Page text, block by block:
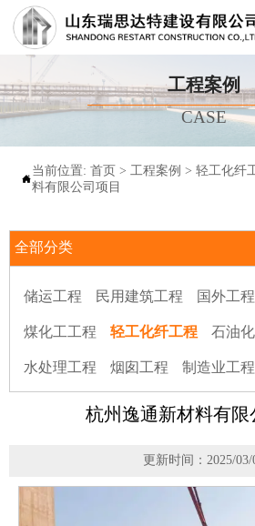
工程案例
CASE

当前位置: 首页> 工程案例 > 轻工化纤
料有限公司项目
全部分类
储运工程 民用建筑工程 国外工程
煤化工工程 轻工化纤工程 石油
水处理工程 烟囱工程 制造业工程
杭州逸通新材料有限
更新时间：2025/03/